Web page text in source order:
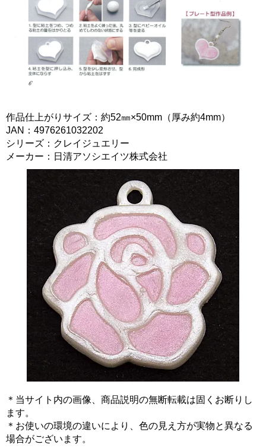
作品仕上がりサイズ：約52㎜×50mm（厚み約4mm）
JAN：4976261032202
シリーズ：クレイジュエリー
メーカー：日清アソシエイツ株式会社
＊当サイト内の画像、商品説明の無断転載は固くお断りし
ます。
＊お使いの環境の違いにより、色の見え方が実物と異なる
場合がございます。